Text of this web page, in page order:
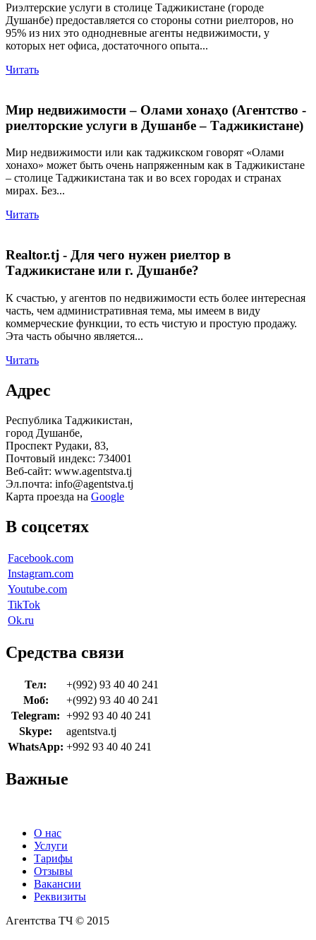
Риэлтерские услуги в столице Таджикистане (городе
Душанбе) предоставляется со стороны сотни риелторов, но
95% из них это однодневные агенты недвижимости, у
которых нет офиса, достаточного опыта...
Читать
Мир недвижимости – Олами хонаҳо (Агентство -
риелторские услуги в Душанбе – Таджикистане)
Мир недвижимости или как таджикском говорят «Олами
хонахо» может быть очень напряженным как в Таджикистане
– столице Таджикистана так и во всех городах и странах
мирах. Без...
Читать
Realtor.tj - Для чего нужен риелтор в
Таджикистане или г. Душанбе?
К счастью, у агентов по недвижимости есть более интересная
часть, чем административная тема, мы имеем в виду
коммерческие функции, то есть чистую и простую продажу.
Эта часть обычно является...
Читать
Адрес
Республика Таджикистан,
город Душанбе,
Проспект Рудаки, 83,
Почтовый индекс: 734001
Веб-сайт: www.agentstva.tj
Эл.почта: info@agentstva.tj
Карта проезда на Google
В соцсетях
Facebook.com
Instagram.com
Youtube.com
TikTok
Ok.ru
Средства связи
Тел:
+(992) 93 40 40 241
Моб:
+(992) 93 40 40 241
Telegram: +992 93 40 40 241
Skype:
agentstva.tj
WhatsApp: +992 93 40 40 241
Важные
О нас
Услуги
Тарифы
Отзывы
Вакансии
Реквизиты
Агентства ТЧ © 2015